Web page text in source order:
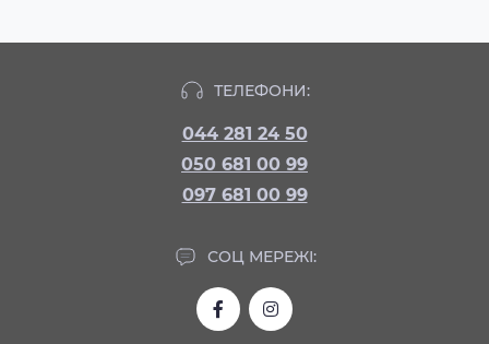
ТЕЛЕФОНИ:
044 281 24 50
050 681 00 99
097 681 00 99
СОЦ МЕРЕЖІ: